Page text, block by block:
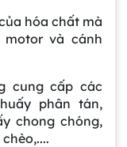
hóa chất mà
và cánh
cung cấp các
phân tán,
chong chóng,